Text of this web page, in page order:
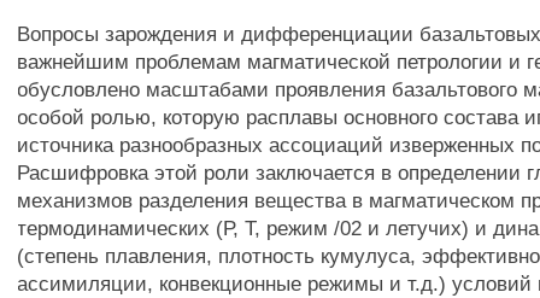
Вопросы зарождения и дифференциации
важнейшим проблемам магматической петрологии и
обусловлено масштабами проявления базальтового
особой ролью, которую расплавы основного состава
источника разнообразных ассоциаций изверженных
Расшифровка этой роли заключается в определении
механизмов разделения вещества в магматическом
термодинамических (Р, Т, режим /02 и летучих) и
(степень плавления, плотность кумулуса,
ассимиляции, конвекционные режимы и т.д.) условий